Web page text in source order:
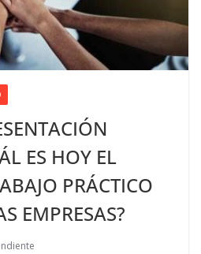
ES HOY EL
PRÁCTICO
EMPRESAS?